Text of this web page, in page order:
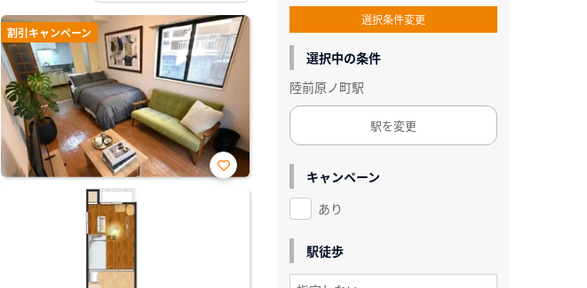
割引キャンペーン
お気
選択条件変更
選択中の条件
陸前原ノ町駅
駅を変更
キャンペーン
あり
駅徒歩